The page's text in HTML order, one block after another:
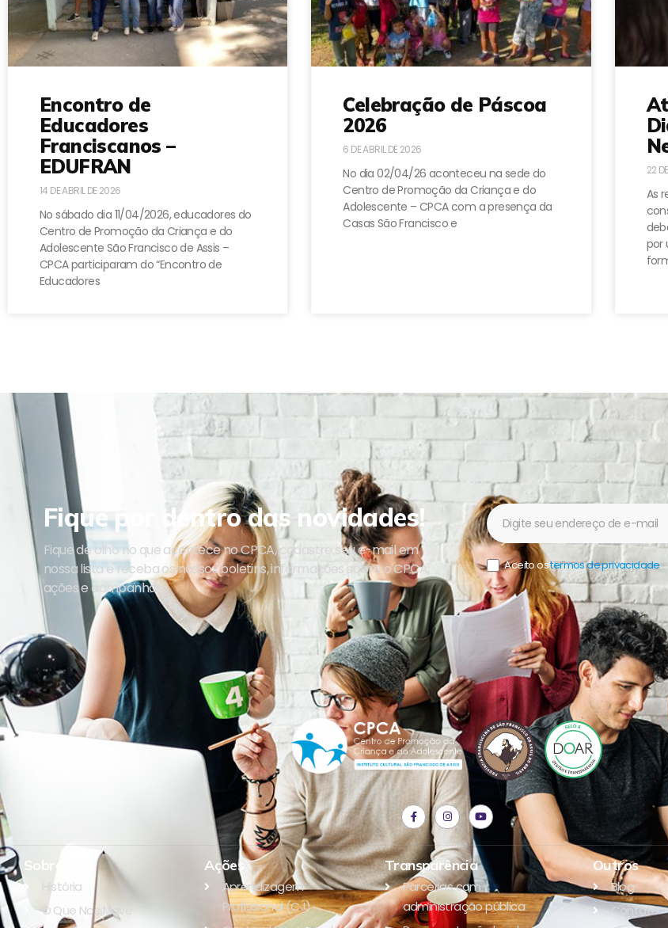
Encontro de
Educadores
Franciscanos –
EDUFRAN
14 DE ABRIL DE 2026
No sábado dia 11/04/2026, educadores do
Centro de Promoção da Criança e do
Adolescente São Francisco de Assis –
CPCA participaram do “Encontro de
Educadores
Celebração de Páscoa
2026
6 DE ABRIL DE 2026
No dia 02/04/26 aconteceu na sede do
Centro de Promoção da Criança e do
Adolescente – CPCA com a presença da
Casas São Francisco e
22
As
por
Fique por dentro das novidades!
Fique de olho no que acontece no CPCA, cadastre seu e-mail em
nossa lista e receba os nossos boletins, informações sobre o CPCA,
ações e campanhas.
Newsletter
Aceito ostermos de privacidade.
Sobre Nós
História
O Que Nos Move
Ações
Aprendizagem
Profissional (CJ)
Transparência
Parcerias com
administração pública
Outros
Blog
Contato